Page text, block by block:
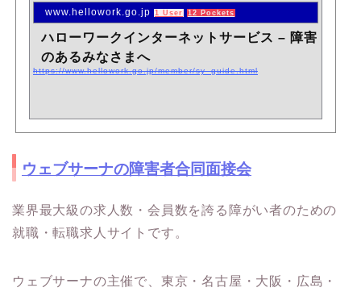
www.hellowork.go.jp 1 User 12 Pockets
ハローワークインターネットサービス – 障害
のあるみなさまへ
https://www.hellowork.go.jp/member/sy_guide.html
ウェブサーナの障害者合同面接会
業界最大級の求人数・会員数を誇る障がい者のための
就職・転職求人サイトです。
ウェブサーナの主催で、東京・名古屋・大阪・広島・